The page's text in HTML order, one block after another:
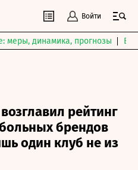
Войти
меры, динамика, прогнозы
рейтинг
брендов
один клуб не из